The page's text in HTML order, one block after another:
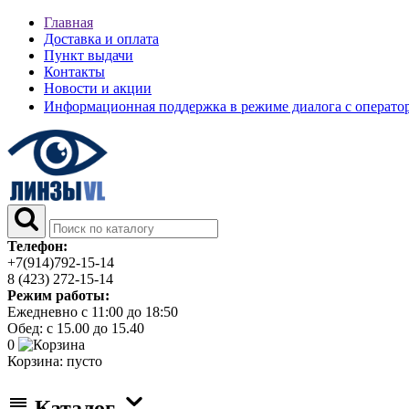
Главная
Доставка и оплата
Пункт выдачи
Контакты
Новости и акции
Информационная поддержка в режиме диалога с
Телефон:
+7(914)792-15-14
8 (423) 272-15-14
Режим работы:
Ежедневно с 11:00 до 18:50
Обед: с 15.00 до 15.40
0
Корзина: пусто